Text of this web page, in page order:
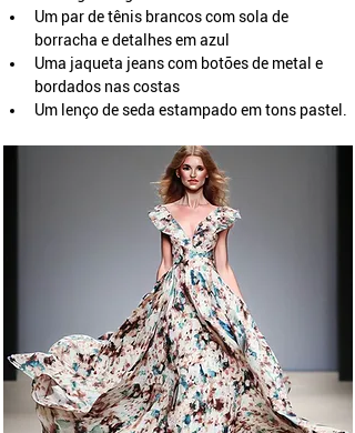
Um par de tênis brancos com sola de
borracha e detalhes em azul
Uma jaqueta jeans com botões de metal e
bordados nas costas
Um lenço de seda estampado em tons pastel.